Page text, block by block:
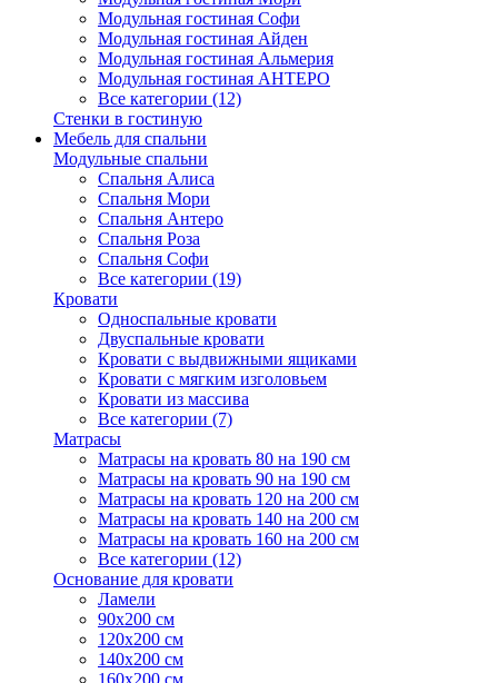
Модульная гостиная Софи
Модульная гостиная Айден
Модульная гостиная Альмерия
Модульная гостиная АНТЕРО
Все категории (12)
Стенки в гостиную
Мебель для спальни
Модульные спальни
Спальня Алиса
Спальня Мори
Спальня Антеро
Спальня Роза
Спальня Софи
Все категории (19)
Кровати
Односпальные кровати
Двуспальные кровати
Кровати с выдвижными ящиками
Кровати с мягким изголовьем
Кровати из массива
Все категории (7)
Матрасы
Матрасы на кровать 80 на 190 см
Матрасы на кровать 90 на 190 см
Матрасы на кровать 120 на 200 см
Матрасы на кровать 140 на 200 см
Матрасы на кровать 160 на 200 см
Все категории (12)
Основание для кровати
Ламели
90х200 см
120х200 см
140х200 см
160х200 см